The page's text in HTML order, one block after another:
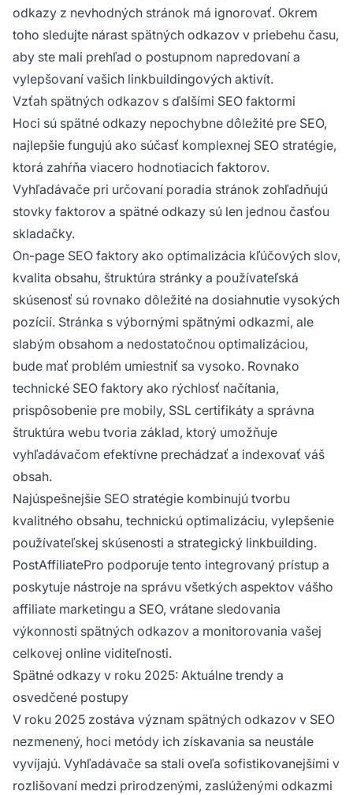
odkazy z nevhodných stránok má ignorovať. Okrem
toho sledujte nárast spätných odkazov v priebehu času,
aby ste mali prehľad o postupnom napredovaní a
vylepšovaní vašich linkbuildingových aktivít.
Vzťah spätných odkazov s ďalšími SEO faktormi
Hoci sú spätné odkazy nepochybne dôležité pre SEO,
najlepšie fungujú ako súčasť komplexnej SEO stratégie,
ktorá zahŕňa viacero hodnotiacich faktorov.
Vyhľadávače pri určovaní poradia stránok zohľadňujú
stovky faktorov a spätné odkazy sú len jednou časťou
skladačky.
On-page SEO faktory ako optimalizácia kľúčových slov,
kvalita obsahu, štruktúra stránky a používateľská
skúsenosť sú rovnako dôležité na dosiahnutie vysokých
pozícií. Stránka s výbornými spätnými odkazmi, ale
slabým obsahom a nedostatočnou optimalizáciou,
bude mať problém umiestniť sa vysoko. Rovnako
technické SEO faktory ako rýchlosť načítania,
prispôsobenie pre mobily, SSL certifikáty a správna
štruktúra webu tvoria základ, ktorý umožňuje
vyhľadávačom efektívne prechádzať a indexovať váš
obsah.
Najúspešnejšie SEO stratégie kombinujú tvorbu
kvalitného obsahu, technickú optimalizáciu, vylepšenie
používateľskej skúsenosti a strategický linkbuilding.
PostAffiliatePro podporuje tento integrovaný prístup a
poskytuje nástroje na správu všetkých aspektov vášho
affiliate marketingu a SEO, vrátane sledovania
výkonnosti spätných odkazov a monitorovania vašej
celkovej online viditeľnosti.
Spätné odkazy v roku 2025: Aktuálne trendy a
osvedčené postupy
V roku 2025 zostáva význam spätných odkazov v SEO
nezmenený, hoci metódy ich získavania sa neustále
vyvíjajú. Vyhľadávače sa stali oveľa sofistikovanejšími v
rozlišovaní medzi prirodzenými, zaslúženými odkazmi